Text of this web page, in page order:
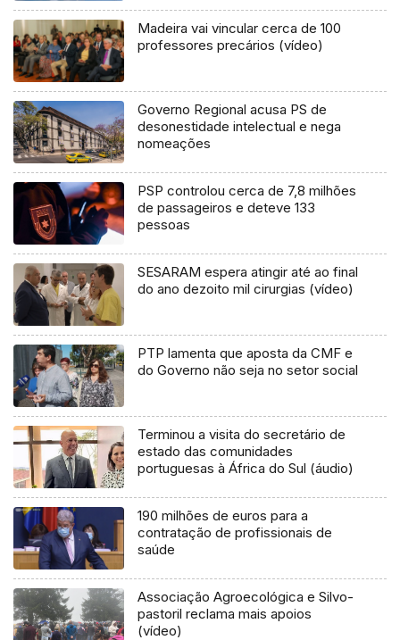
Madeira vai vincular cerca de 100
professores precários (vídeo)
Governo Regional acusa PS de
desonestidade intelectual e nega
nomeações
PSP controlou cerca de 7,8 milhões
de passageiros e deteve 133
pessoas
SESARAM espera atingir até ao final
do ano dezoito mil cirurgias (vídeo)
PTP lamenta que aposta da CMF e
do Governo não seja no setor social
Terminou a visita do secretário de
estado das comunidades
portuguesas à África do Sul (áudio)
190 milhões de euros para a
contratação de profissionais de
saúde
Associação Agroecológica e Silvo-
pastoril reclama mais apoios
(vídeo)